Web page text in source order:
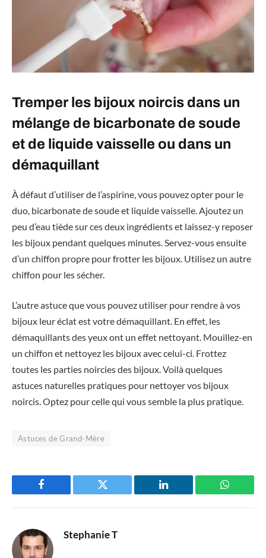
Tremper les bijoux noircis dans un
mélange de bicarbonate de soude
et de liquide vaisselle ou dans un
démaquillant
À défaut d’utiliser de l’aspirine, vous pouvez opter pour le
duo, bicarbonate de soude et liquide vaisselle. Ajoutez un
peu d’eau tiède sur ces deux ingrédients et laissez-y reposer
les bijoux pendant quelques minutes. Servez-vous ensuite
d’un chiffon propre pour frotter les bijoux. Utilisez un autre
chiffon pour les sécher.
L’autre astuce que vous pouvez utiliser pour rendre à vos
bijoux leur éclat est votre démaquillant. En effet, les
démaquillants des yeux ont un effet nettoyant. Mouillez-en
un chiffon et nettoyez les bijoux avec celui-ci. Frottez
toutes les parties noircies des bijoux. Voilà quelques
astuces naturelles pratiques pour nettoyer vos bijoux
noircis. Optez pour celle qui vous semble la plus pratique.
Astuces de Grand-Mère
Facebook Twitter LinkedIn
Stephanie T